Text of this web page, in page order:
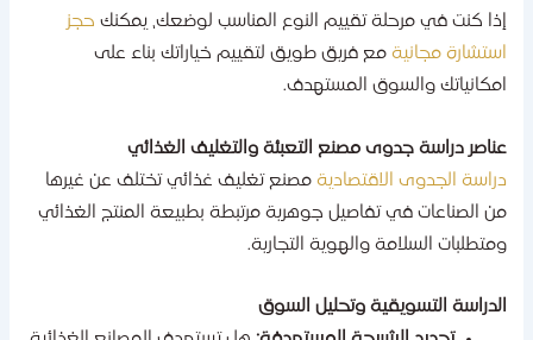
كنت في مرحلة تقييم النوع المناسب لوضعك، يمكنك حجز
مجانيةمع فريق طويق لتقييم خياراتك بناء على
والسوق المستهدف.
دراسة جدوى مصنع التعبئة والتغليف الغذائي
الجدوى الاقتصاديةمصنع تغليف غذائي تختلف عن غيرها
الصناعات في تفاصيل جوهرية مرتبطة بطبيعة المنتج الغذائي
السلامة والهوية التجارية.
التسويقية وتحليل السوق